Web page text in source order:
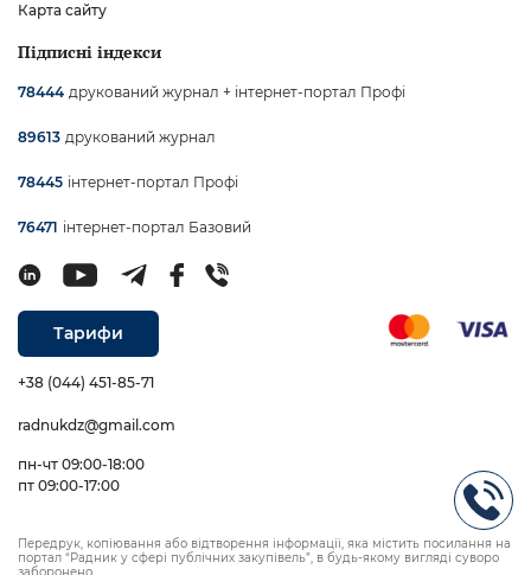
Карта сайту
Підписні індекси
78444 друкований журнал + інтернет-портал Профі
89613 друкований журнал
78445 інтернет-портал Профі
76471 інтернет-портал Базовий
Тарифи
+38 (044) 451-85-71
radnukdz@gmail.com
пн-чт 09:00-18:00
пт 09:00-17:00
Передрук, копіювання або відтворення інформації, яка містить посилання на
портал “Радник у сфері публічних закупівель”, в будь-якому вигляді суворо